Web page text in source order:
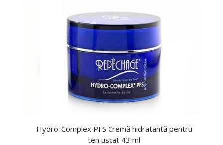
Hydro-Complex PFS Cremă hidratantă pentru
ten uscat 43 ml